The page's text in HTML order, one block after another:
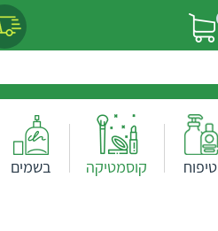
טיפוח קוסמטיקה בשמים